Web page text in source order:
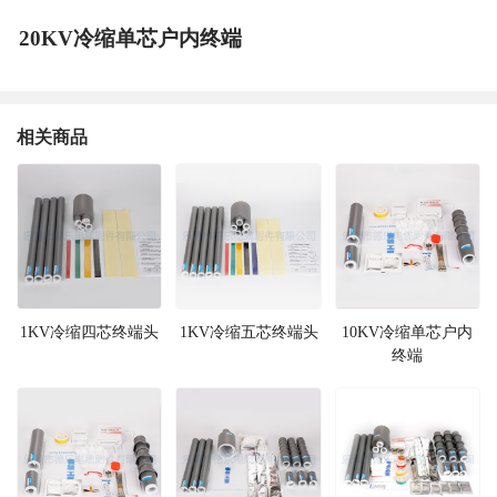
20KV冷缩单芯户内终端
相关商品
1KV冷缩四芯终端头 1KV冷缩五芯终端头
10KV冷缩单芯户内
终端